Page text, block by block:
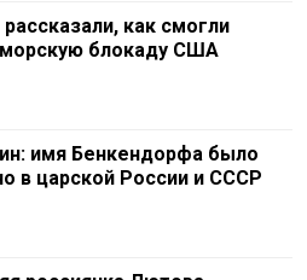
как смогли
блокаду США
имя Бенкендорфа было
в царской России и СССР